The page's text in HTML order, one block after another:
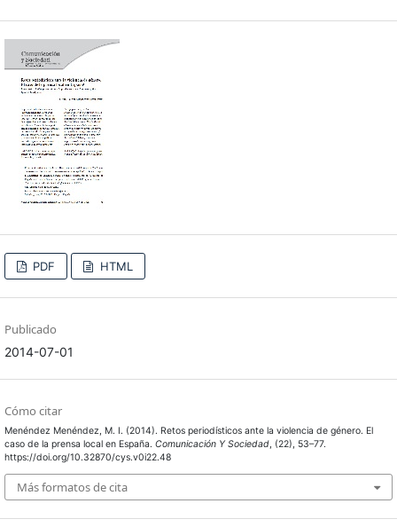
PDF HTML
Publicado
2014-07-01
Cómo citar
Menéndez Menéndez, M. I. (2014). Retos periodísticos ante la violencia de género. El
caso de la prensa local en España. Comunicación Y Sociedad, (22), 53–77.
https://doi.org/10.32870/cys.v0i22.48
Más formatos de cita